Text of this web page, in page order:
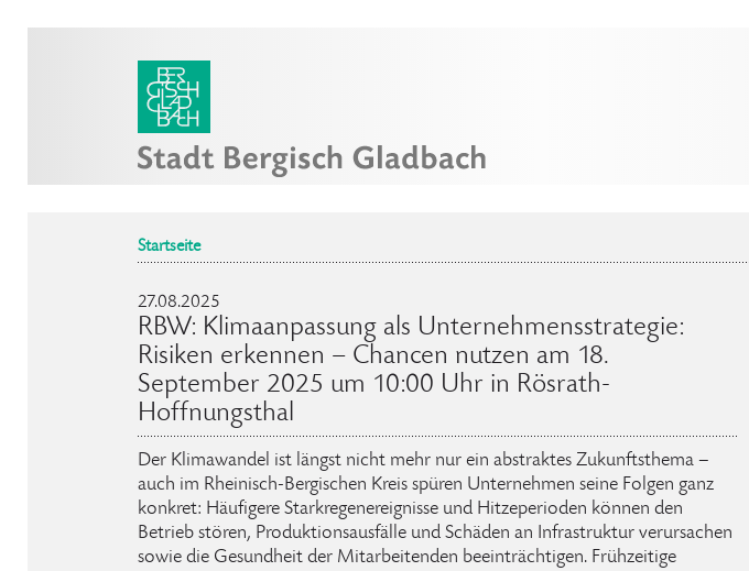
Startseite
27.08.2025
RBW: Klimaanpassung als Unternehmensstrategie:
Risiken erkennen – Chancen nutzen am 18.
September 2025 um 10:00 Uhr in Rösrath-
Hoffnungsthal
Der Klimawandel ist längst nicht mehr nur ein abstraktes Zukunftsthema –
auch im Rheinisch-Bergischen Kreis spüren Unternehmen seine Folgen ganz
konkret: Häufigere Starkregenereignisse und Hitzeperioden können den
Betrieb stören, Produktionsausfälle und Schäden an Infrastruktur verursachen
sowie die Gesundheit der Mitarbeitenden beeinträchtigen. Frühzeitige